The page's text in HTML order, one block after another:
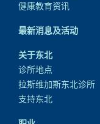
健康教育资讯
最新消息及活动
关于东北
诊所地点
拉斯维加斯东北诊所
支持东北